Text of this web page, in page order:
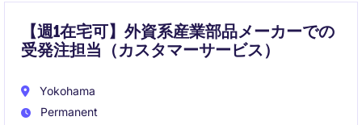
【週1在宅可】外資系産業部品メーカーでの
受発注担当（カスタマーサービス）
Yokohama
Permanent